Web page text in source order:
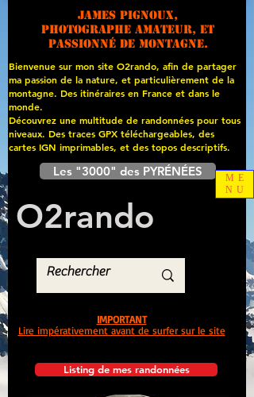
James PIGNOUX,
photographe amateur, et
passionné de montagne.
Bienvenue sur mon site O2rando, afin de partager
ma passion de la nature, et particulièrement de la
montagne. Des itinéraires en France et dans le
monde.
Découvrez une multitude de randonnées pour tous
niveaux. Des traces GPX téléchargeables, des
cartes IGN imprimables, et des topos descriptifs.
Les "3000" des PYRÉNÉES
O2rando
Listing de mes randonnées
IMPORTANT
Lire impérativement avant de surfer sur le site
ME
NU